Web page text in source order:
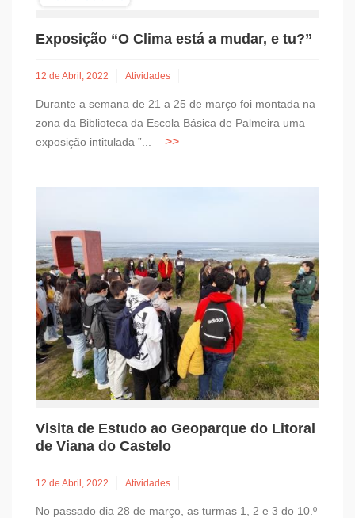
Exposição “O Clima está a mudar, e tu?”
12 de Abril, 2022 Atividades
Durante a semana de 21 a 25 de março foi montada na
zona da Biblioteca da Escola Básica de Palmeira uma
exposição intitulada ”...
Visita de Estudo ao Geoparque do Litoral
de Viana do Castelo
12 de Abril, 2022 Atividades
No passado dia 28 de março, as turmas 1, 2 e 3 do 10.º